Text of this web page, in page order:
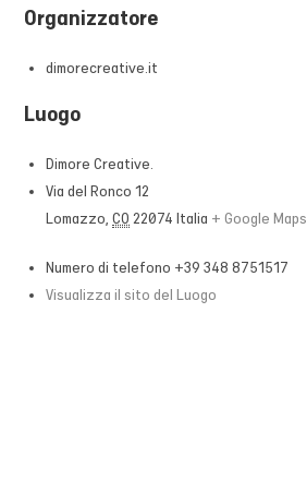
Organizzatore
dimorecreative.it
Luogo
Dimore Creative.
Via del Ronco 12
Lomazzo CO 22074 Italia + Google Maps
Numero di telefono +39 348 8751517
Visualizza il sito del Luogo